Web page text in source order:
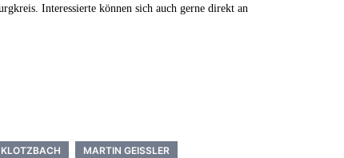
Interessierte können sich auch gerne direkt an
MARTIN GEISSLER